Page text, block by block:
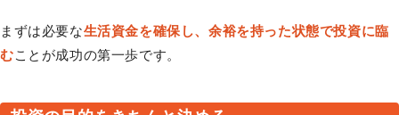
まずは必要な生活資金を確保し、余裕を持った状態で投資に臨
むことが成功の第一歩です。